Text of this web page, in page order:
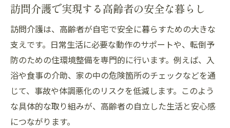
訪問介護を活用した高齢者の健康維持の工
夫
健康状態の変化に気付ける訪問介護のメリ
ット
訪問介護で日常の健康管理が無理なく続く
理由
リハビリや予防ケアも担う訪問介護の特徴
訪問介護で実現する高齢者の安全な暮らし
訪問介護は、高齢者が自宅で安全に暮らすための大きな
支えです。日常生活に必要な動作のサポートや、転倒予
防のための住環境整備を専門的に行います。例えば、入
浴や食事の介助、家の中の危険箇所のチェックなどを通
じて、事故や体調悪化のリスクを低減します。このよう
な具体的な取り組みが、高齢者の自立した生活と安心感
につながります。